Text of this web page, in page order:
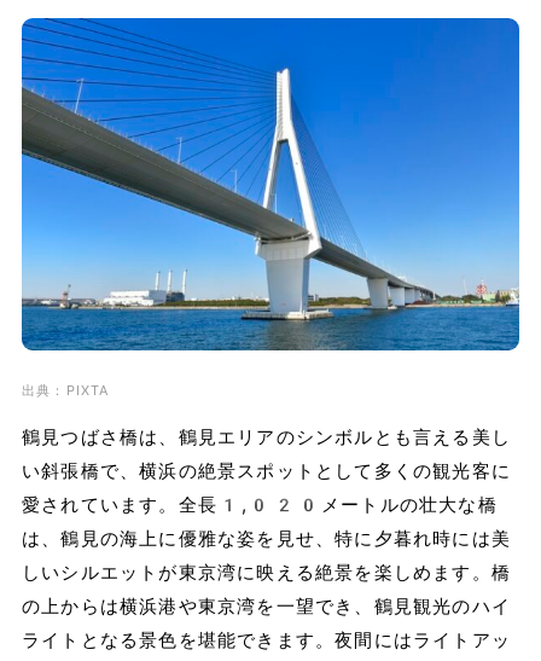
出典：PIXTA
鶴見つばさ橋は、鶴見エリアのシンボルとも言える美し
い斜張橋で、横浜の絶景スポットとして多くの観光客に
愛されています。全長1,020メートルの壮大な橋
は、鶴見の海上に優雅な姿を見せ、特に夕暮れ時には美
しいシルエットが東京湾に映える絶景を楽しめます。橋
の上からは横浜港や東京湾を一望でき、鶴見観光のハイ
ライトとなる景色を堪能できます。夜間にはライトアッ